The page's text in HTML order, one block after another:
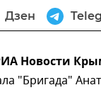
Дзен
Новости
"Бригада"